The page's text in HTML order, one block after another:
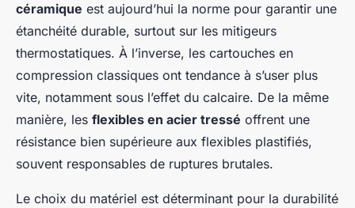
céramique est aujourd’hui la norme pour garantir une
étanchéité durable, surtout sur les mitigeurs
thermostatiques. À l’inverse, les cartouches en
compression classiques ont tendance à s’user plus
vite, notamment sous l’effet du calcaire. De la même
manière, les flexibles en acier tressé offrent une
résistance bien supérieure aux flexibles plastifiés,
souvent responsables de ruptures brutales.
Le choix du matériel est déterminant pour la durabilité